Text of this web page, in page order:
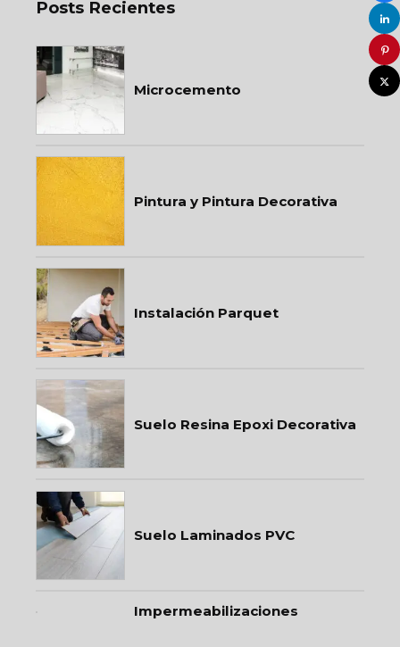
Posts Recientes
Microcemento
Pintura y Pintura Decorativa
Instalación Parquet
Suelo Resina Epoxi Decorativa
Suelo Laminados PVC
Impermeabilizaciones